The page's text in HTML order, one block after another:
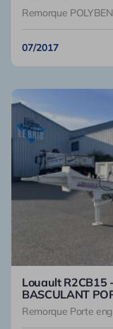
Remorque
07/2017
Louault R2CB15
BASCULANT
Remorque Porte